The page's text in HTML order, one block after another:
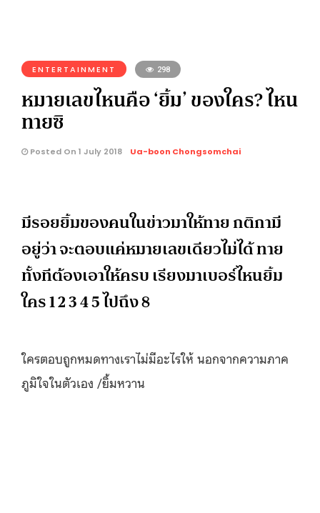
ENTERTAINMENT 298
หมายเลขไหนคือ ‘ยิ้ม’ ของใคร? ไหน
ทายซิ
Posted On 1 July 2018 Ua-boon Chongsomchai
มีรอยยิ้มของคนในข่าวมาให้ทาย กติกามี
อยู่ว่า จะตอบแค่หมายเลขเดียวไม่ได้ทาย
ทั้งทีต้องเอาให้ครบ เรียงมาเบอร์ไหนยิ้ม
ใคร 1 2 3 4 5 ไปถึง 8
ใครตอบถูกหมดทางเราไม่มีอะไรให้ นอกจากความภาค
ภูมิใจในตัวเอง /ยิ้มหวาน